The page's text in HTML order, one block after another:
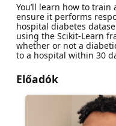
You’ll learn how to
ensure it performs
hospital diabetes
using the Scikit-Learn
whether or not a
to a hospital within 30
Előadók